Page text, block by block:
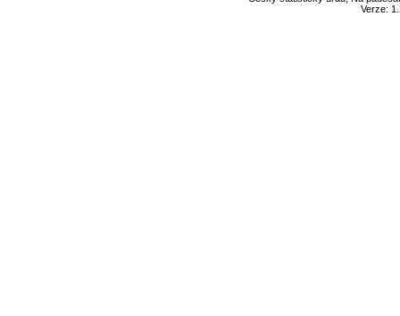
Verze: